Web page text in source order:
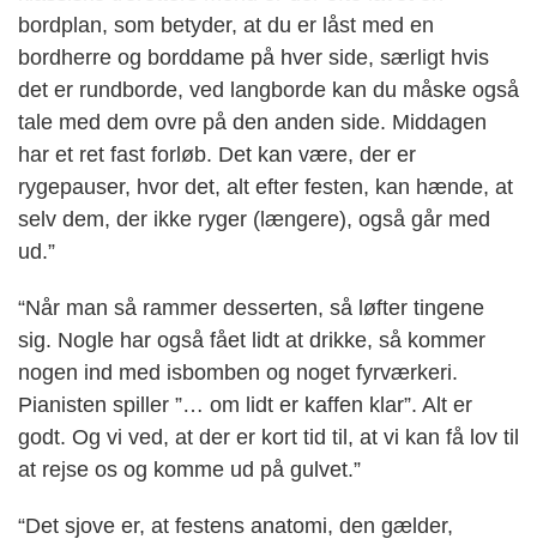
bordplan, som betyder, at du er låst med en
bordherre og borddame på hver side, særligt hvis
det er rundborde, ved langborde kan du måske også
tale med dem ovre på den anden side. Middagen
har et ret fast forløb. Det kan være, der er
rygepauser, hvor det, alt efter festen, kan hænde, at
selv dem, der ikke ryger (længere), også går med
ud.”
“Når man så rammer desserten, så løfter tingene
sig. Nogle har også fået lidt at drikke, så kommer
nogen ind med isbomben og noget fyrværkeri.
Pianisten spiller ”… om lidt er kaffen klar”. Alt er
godt. Og vi ved, at der er kort tid til, at vi kan få lov til
at rejse os og komme ud på gulvet.”
“Det sjove er, at festens anatomi, den gælder,